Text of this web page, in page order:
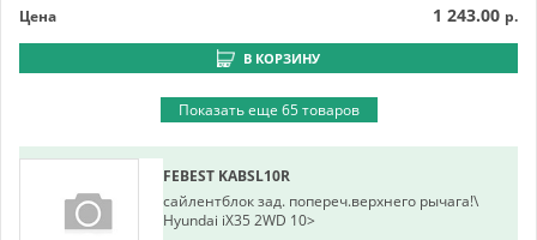
Цена
1 243.00 р.
В КОРЗИНУ
Показать еще 65 товаров
FEBEST KABSL10R
сайлентблок зад. попереч.верхнего рычага!\
Hyundai iX35 2WD 10>